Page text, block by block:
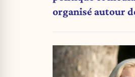
organisé autour